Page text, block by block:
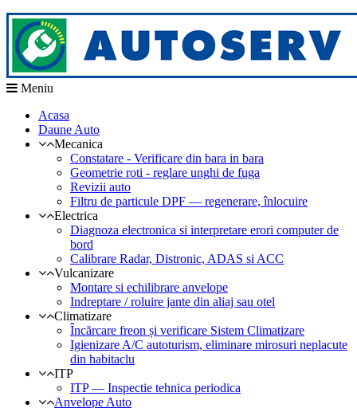
Meniu
Acasa
Daune Auto
Mecanica
Constatare - Verificare din bara in bara
Geometrie roti - reglare unghi de fuga
Revizii auto
Filtru de particule DPF — regenerare, înlocuire
Electrica
Diagnoza electronica si interpretare erori computer de
bord
Calibrare Radar, Distronic, ADAS si ACC
Vulcanizare
Montare si echilibrare anvelope
Indreptare / roluire jante din aliaj sau otel
Climatizare
Încărcare freon și verificare Sistem Climatizare
Igienizare A/C autoturism, eliminare mirosuri neplacute
din habitaclu
ITP
ITP — Inspectie tehnica periodica
Anvelope Auto